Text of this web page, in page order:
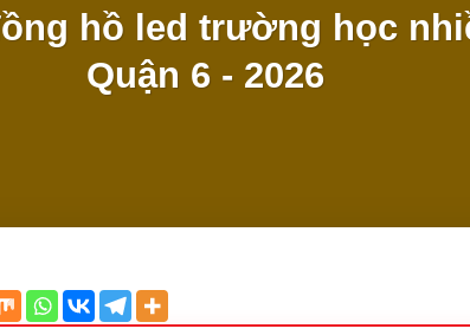
hồ led trường học
Quận 6 - 2026